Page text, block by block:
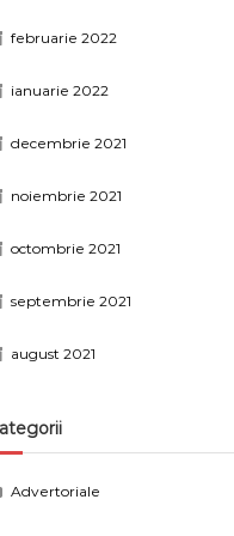
februarie 2022
ianuarie 2022
decembrie 2021
noiembrie 2021
octombrie 2021
septembrie 2021
august 2021
Advertoriale